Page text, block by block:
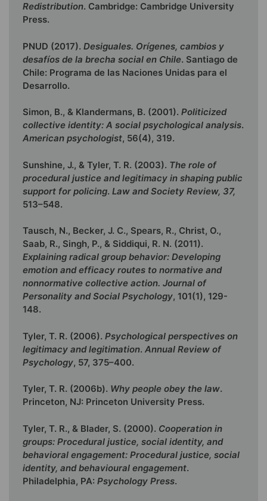
Redistribution. Cambridge: Cambridge University
Press.
PNUD (2017). Desiguales. Orígenes, cambios y
desafíos de la brecha social en Chile. Santiago de
Chile: Programa de las Naciones Unidas para el
Desarrollo.
Simon, B., & Klandermans, B. (2001). Politicized
collective identity: A social psychological analysis.
American psychologist, 56(4), 319.
Sunshine, J., & Tyler, T. R. (2003). The role of
procedural justice and legitimacy in shaping public
support for policing. Law and Society Review, 37,
513–548.
Tausch, N., Becker, J. C., Spears, R., Christ, O.,
Saab, R., Singh, P., & Siddiqui, R. N. (2011).
Explaining radical group behavior: Developing
emotion and efficacy routes to normative and
nonnormative collective action. Journal of
Personality and Social Psychology, 101(1), 129-
148.
Tyler, T. R. (2006). Psychological perspectives on
legitimacy and legitimation. Annual Review of
Psychology, 57, 375–400.
Tyler, T. R. (2006b). Why people obey the law.
Princeton, NJ: Princeton University Press.
Tyler, T. R., & Blader, S. (2000). Cooperation in
groups: Procedural justice, social identity, and
behavioral engagement: Procedural justice, social
identity, and behavioural engagement.
Philadelphia, PA: Psychology Press.